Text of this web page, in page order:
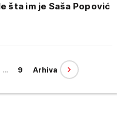
šta im je Saša Popović
… 9 Arhiva